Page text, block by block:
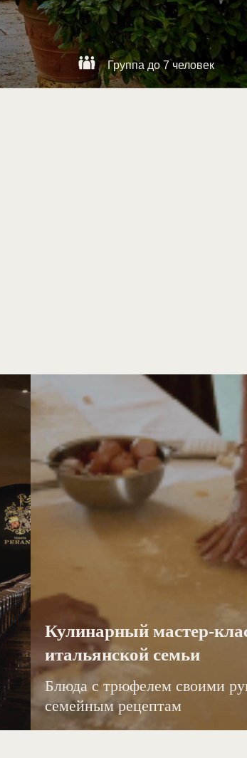
Кулинарный мастер-
итальянской семьи
Блюда с трюфелем своими
семейным рецептам